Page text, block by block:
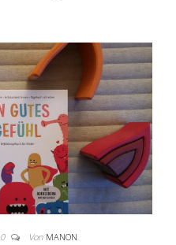
0 Von MANON